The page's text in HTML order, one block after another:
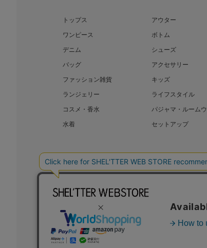
トップス
アウター
ワンピース
ボトム
デニム
シューズ
バッグ
アクセサリー
ファッション雑貨
キッズ
ランジェリー
ライフスタイル
コスメ・香水
パジャマ・ルーム
水着
セットアップ
BAROQUE JAPAN LIMITED
COPYRIGHT © BAROQUE JAPAN LIMITED ALL RIGHTS